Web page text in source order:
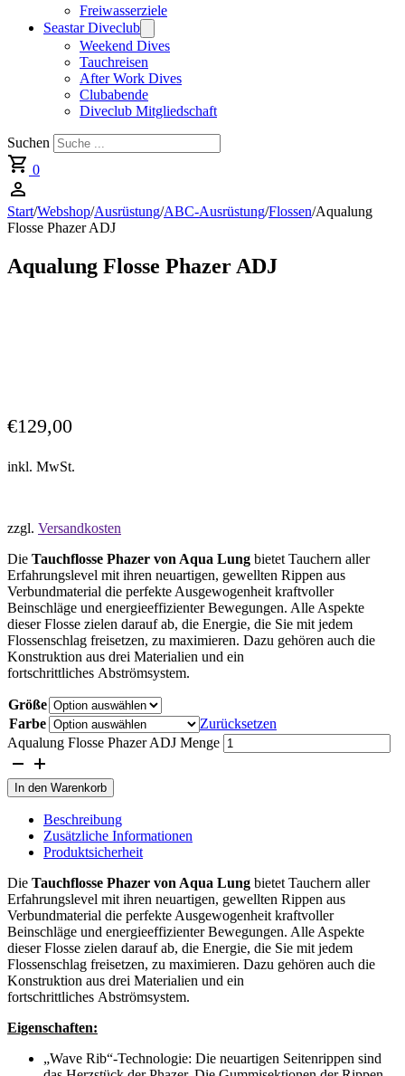
Freiwasserziele
Seastar Diveclub
Weekend Dives
Tauchreisen
After Work Dives
Clubabende
Diveclub Mitgliedschaft
Suchen
0
Start/Webshop/Ausrüstung/ABC-Ausrüstung/Flossen/Aqualung
Flosse Phazer ADJ
Aqualung Flosse Phazer ADJ
€129,00
inkl. MwSt.
zzgl. Versandkosten
Die Tauchflosse Phazer von Aqua Lung bietet Tauchern aller
Erfahrungslevel mit ihren neuartigen, gewellten Rippen aus
Verbundmaterial die perfekte Ausgewogenheit kraftvoller
Beinschläge und energieeffizienter Bewegungen. Alle Aspekte
dieser Flosse zielen darauf ab, die Energie, die Sie mit jedem
Flossenschlag freisetzen, zu maximieren. Dazu gehören auch die
Konstruktion aus drei Materialien und ein
fortschrittliches Abströmsystem.
Größe
Farbe
Zurücksetzen
Aqualung Flosse Phazer ADJ Menge
In den Warenkorb
Beschreibung
Zusätzliche Informationen
Produktsicherheit
Die Tauchflosse Phazer von Aqua Lung bietet Tauchern aller
Erfahrungslevel mit ihren neuartigen, gewellten Rippen aus
Verbundmaterial die perfekte Ausgewogenheit kraftvoller
Beinschläge und energieeffizienter Bewegungen. Alle Aspekte
dieser Flosse zielen darauf ab, die Energie, die Sie mit jedem
Flossenschlag freisetzen, zu maximieren. Dazu gehören auch die
Konstruktion aus drei Materialien und ein
fortschrittliches Abströmsystem.
Eigenschaften:
„Wave Rib“-Technologie: Die neuartigen Seitenrippen sind